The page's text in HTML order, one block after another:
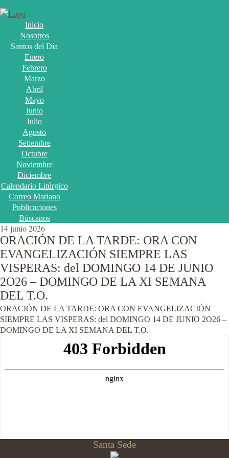
Inicio
Nosotros
Santos del Día
Enero
Febrero
Marzo
Abril
Mayo
Junio
Julio
Agosto
Setiembre
Octubre
Noviembre
Diciembre
Calendario Litúrgico
Correo Mariano
Publicaciones
Búscanos
14 junio 2026
ORACIÓN DE LA TARDE: ORA CON
EVANGELIZACIÓN SIEMPRE LAS
VISPERAS: del DOMINGO 14 DE JUNIO
2O26 – DOMINGO DE LA XI SEMANA
DEL T.O.
ORACIÓN DE LA TARDE: ORA CON EVANGELIZACIÓN
SIEMPRE LAS VISPERAS: del DOMINGO 14 DE JUNIO 2O26 –
DOMINGO DE LA XI SEMANA DEL T.O.
Santa Sede